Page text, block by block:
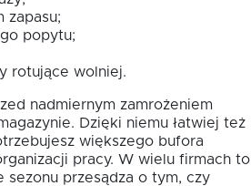
zapasu;
popytu;
rotujące wolniej.
nadmiernym zamrożeniem
Dzięki niemu łatwiej też
większego bufora
pracy. W wielu firmach to
sezonu przesądza o tym, czy